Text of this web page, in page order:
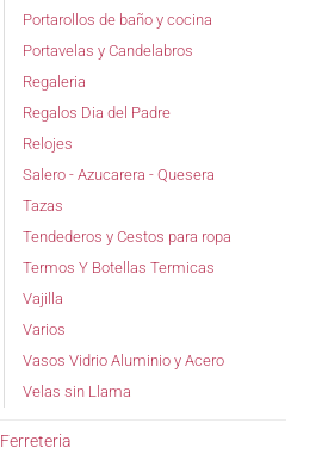
Portarollos de baño y cocina
Portavelas y Candelabros
Regaleria
Regalos Dia del Padre
Relojes
Salero - Azucarera - Quesera
Tazas
Tendederos y Cestos para ropa
Termos Y Botellas Termicas
Vajilla
Varios
Vasos Vidrio Aluminio y Acero
Velas sin Llama
Ferreteria